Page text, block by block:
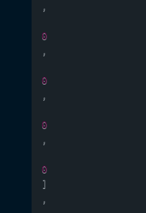
,
0
,
0
,
0
,
0
]
,